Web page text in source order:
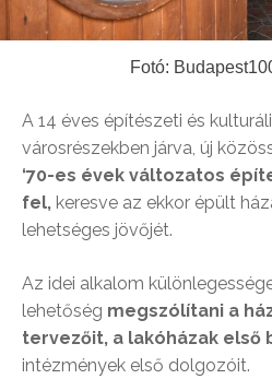
Fotó:
A 14 éves építészeti és
városrészekben járva, új
‘70-es évek változatos
fel, keresve az ekkor épült
lehetséges jövőjét.
Az idei alkalom
lehetőség megszólítani a
tervezőit, a lakóházak első
intézmények első dolgozóit.